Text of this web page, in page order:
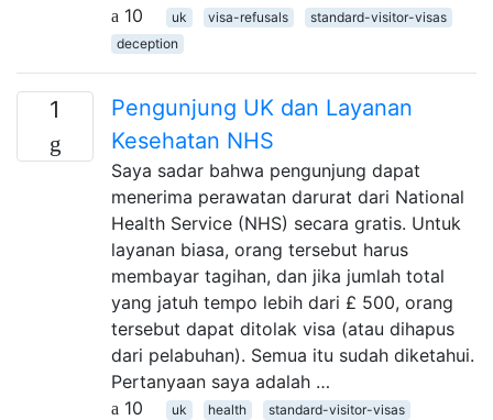
10 uk visa-refusals
standard-visitor-visas
deception
1
Pengunjung UK dan Layanan
Kesehatan NHS
Saya sadar bahwa pengunjung dapat
menerima perawatan darurat dari National
Health Service (NHS) secara gratis. Untuk
layanan biasa, orang tersebut harus
membayar tagihan, dan jika jumlah total
yang jatuh tempo lebih dari £ 500, orang
tersebut dapat ditolak visa (atau dihapus
dari pelabuhan). Semua itu sudah diketahui.
Pertanyaan saya adalah …
10
uk health standard-visitor-visas